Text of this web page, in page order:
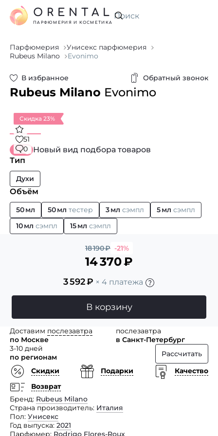
Искать
ORENTAL
ПАРФЮМЕРИЯ И КОСМЕТИКА
Парфюмерия
Унисекс парфюмерия
Rubeus Milano
Evonimo
В избранное Обратный звонок
Rubeus Milano Evonimo
Скидка 23%
51
0
Новый вид подбора товаров
Тип
Духи
Объём
50 мл 50 мл тестер 3 мл сэмпл 5 мл сэмпл
10 мл сэмпл 15 мл сэмпл
18 190₽ -21%
14 370₽
3 592₽ × 4 платежа
В корзину
Доставим послезавтра
по Москве
послезавтра
в Санкт-Петербург
3-10 дней
по регионам
Рассчитать
Скидки
Подарки
Качество
Возврат
Бренд Rubeus Milano
Страна производитель Италия
Пол Унисекс
Год выпуска 2021
Парфюмер Rodrigo Flores-Roux